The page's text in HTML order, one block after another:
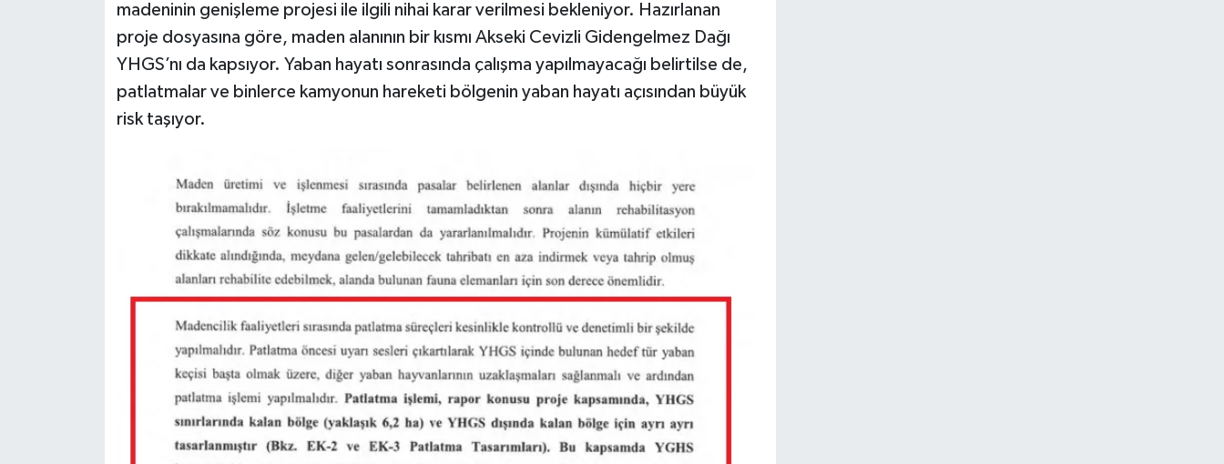
madeninin genişleme projesi ile ilgili nihai karar verilmesi bekleniyor. Hazırlanan
proje dosyasına göre, maden alanının bir kısmı Akseki Cevizli Gidengelmez Dağı
YHGS’nı da kapsıyor. Yaban hayatı sonrasında çalışma yapılmayacağı belirtilse de,
patlatmalar ve binlerce kamyonun hareketi bölgenin yaban hayatı açısından büyük
risk taşıyor.